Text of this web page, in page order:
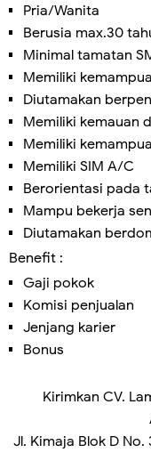
Pria/Wanita
Berusia max.30
Minimal tamatan
Memiliki
Diutamakan
Memiliki kemauan
Memiliki
Memiliki SIM A/C
Berorientasi pada
Mampu bekerja
Diutamakan
Benefit :
Gaji pokok
Komisi penjualan
Jenjang karier
Bonus
Kirimkan CV.
Jl. Kimaja Blok D